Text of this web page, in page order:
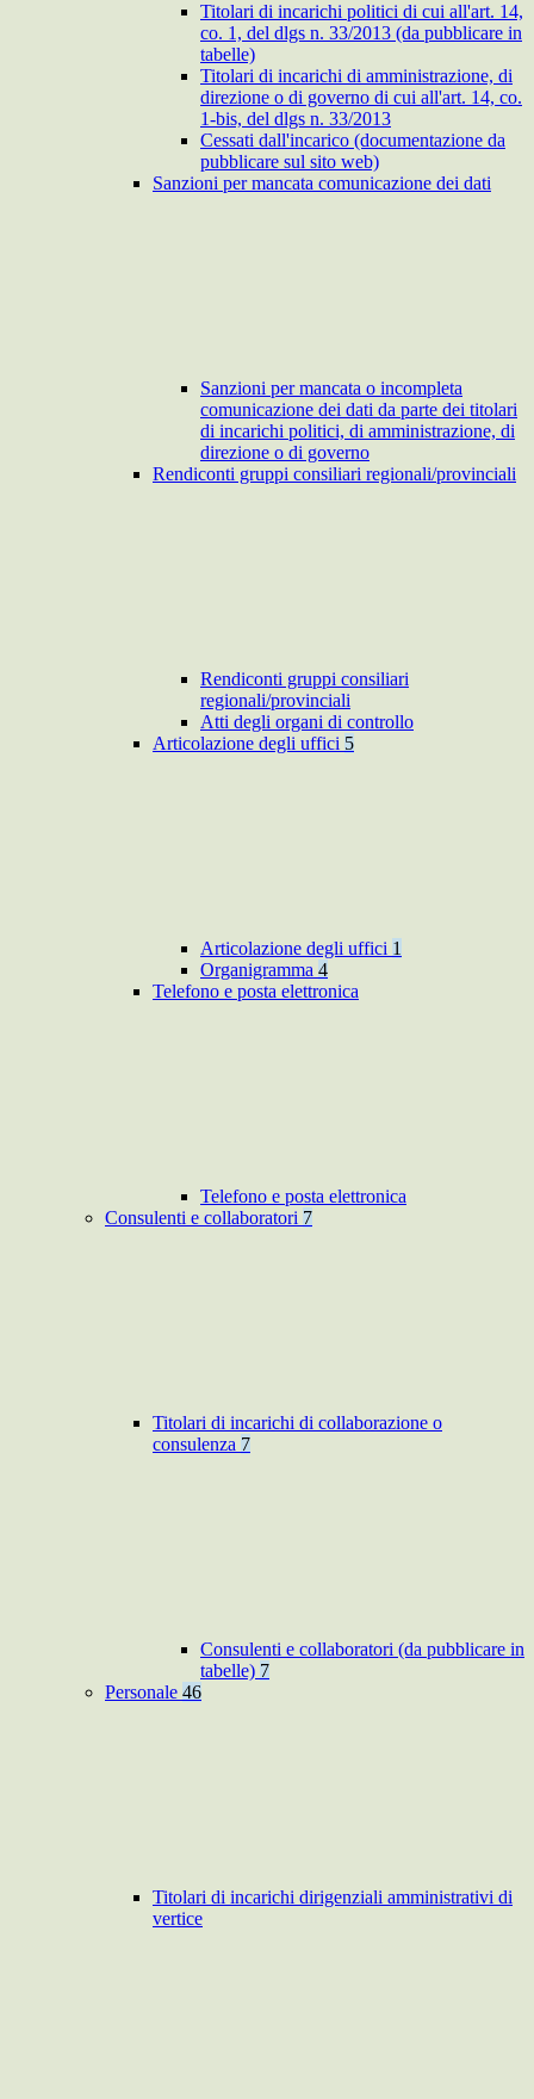
Titolari di incarichi politici di cui all'art. 14,
co. 1, del dlgs n. 33/2013 (da pubblicare in
tabelle)
Titolari di incarichi di amministrazione, di
direzione o di governo di cui all'art. 14, co.
1-bis, del dlgs n. 33/2013
Cessati dall'incarico (documentazione da
pubblicare sul sito web)
Sanzioni per mancata comunicazione dei dati
Sanzioni per mancata o incompleta
comunicazione dei dati da parte dei titolari
di incarichi politici, di amministrazione, di
direzione o di governo
Rendiconti gruppi consiliari regionali/provinciali
Rendiconti gruppi consiliari
regionali/provinciali
Atti degli organi di controllo
Articolazione degli uffici 5
Articolazione degli uffici 1
Organigramma 4
Telefono e posta elettronica
Telefono e posta elettronica
Consulenti e collaboratori 7
Titolari di incarichi di collaborazione o
consulenza 7
Consulenti e collaboratori (da pubblicare in
tabelle) 7
Personale 46
Titolari di incarichi dirigenziali amministrativi di
vertice